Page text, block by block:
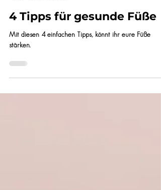
2 Min. Lesezeit
4 Tipps für gesunde Füße
stärken.